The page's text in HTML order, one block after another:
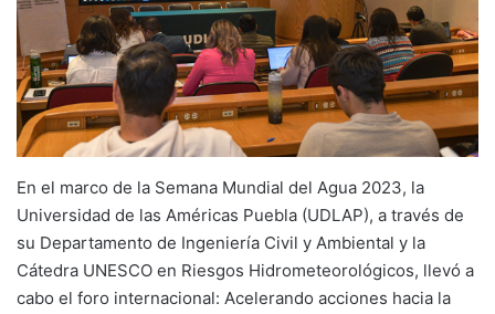
En el marco de la Semana Mundial del Agua 2023, la
Universidad de las Américas Puebla (UDLAP), a través de
su Departamento de Ingeniería Civil y Ambiental y la
Cátedra UNESCO en Riesgos Hidrometeorológicos, llevó a
cabo el foro internacional: Acelerando acciones hacia la